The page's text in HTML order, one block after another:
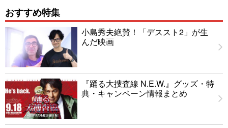
おすすめ特集
小島秀夫絶賛！「デススト2」が生
んだ映画
『踊る大捜査線 N.E.W.』グッズ・特
典・キャンペーン情報まとめ